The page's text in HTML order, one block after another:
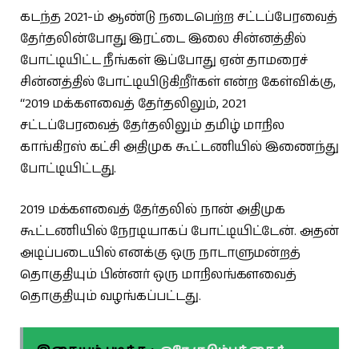
கடந்த 2021-ம் ஆண்டு நடைபெற்ற சட்டப்பேரவைத்
தேர்தலின்போது இரட்டை இலை சின்னத்தில்
போட்டியிட்ட நீங்கள் இப்போது ஏன் தாமரைச்
சின்னத்தில் போட்டியிடுகிறீர்கள் என்ற கேள்விக்கு,
‘‘2019 மக்களவைத் தேர்தலிலும், 2021
சட்டப்பேரவைத் தேர்தலிலும் தமிழ் மாநில
காங்கிரஸ் கட்சி அதிமுக கூட்டணியில் இணைந்து
போட்டியிட்டது.
2019 மக்களவைத் தேர்தலில் நான் அதிமுக
கூட்டணியில் நேரடியாகப் போட்டியிட்டேன். அதன்
அடிப்படையில் எனக்கு ஒரு நாடாளுமன்றத்
தொகுதியும் பின்னர் ஒரு மாநிலங்களவைத்
தொகுதியும் வழங்கப்பட்டது.